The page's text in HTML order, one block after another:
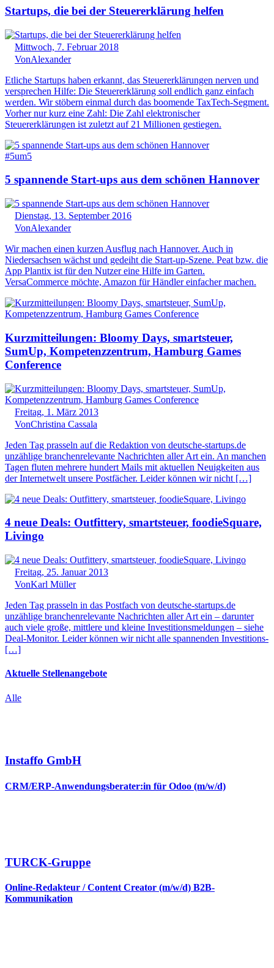
Startups, die bei der Steuererklärung helfen
Mittwoch, 7. Februar 2018
VonAlexander
Etliche Startups haben erkannt, das Steuererklärungen nerven und
versprechen Hilfe: Die Steuererklärung soll endlich ganz einfach
werden. Wir stöbern einmal durch das boomende TaxTech-Segment.
Vorher nur kurz eine Zahl: Die Zahl elektronischer
Steuererklärungen ist zuletzt auf 21 Millionen gestiegen.
#5um5
5 spannende Start-ups aus dem schönen Hannover
Dienstag, 13. September 2016
VonAlexander
Wir machen einen kurzen Ausflug nach Hannover. Auch in
Niedersachsen wächst und gedeiht die Start-up-Szene. Peat bzw. die
App Plantix ist für den Nutzer eine Hilfe im Garten.
VersaCommerce möchte, Amazon für Händler einfacher machen.
Kurzmitteilungen: Bloomy Days, smartsteuer,
SumUp, Kompetenzzentrum, Hamburg Games
Conference
Freitag, 1. März 2013
VonChristina Cassala
Jeden Tag prasseln auf die Redaktion von deutsche-startups.de
unzählige branchenrelevante Nachrichten aller Art ein. An manchen
Tagen fluten mehrere hundert Mails mit aktuellen Neuigkeiten aus
der Internetwelt unsere Postfächer. Leider können wir nicht […]
4 neue Deals: Outfittery, smartsteuer, foodieSquare,
Livingo
Freitag, 25. Januar 2013
VonKarl Müller
Jeden Tag prasseln in das Postfach von deutsche-startups.de
unzählige branchenrelevante Nachrichten aller Art ein – darunter
auch viele große, mittlere und kleine Investitionsmeldungen – siehe
Deal-Monitor. Leider können wir nicht alle spannenden Investitions-
[…]
Aktuelle Stellenangebote
Alle
Instaffo GmbH
CRM/ERP-Anwendungsberater:in für Odoo (m/w/d)
TURCK-Gruppe
Online-Redakteur / Content Creator (m/w/d) B2B-
Kommunikation